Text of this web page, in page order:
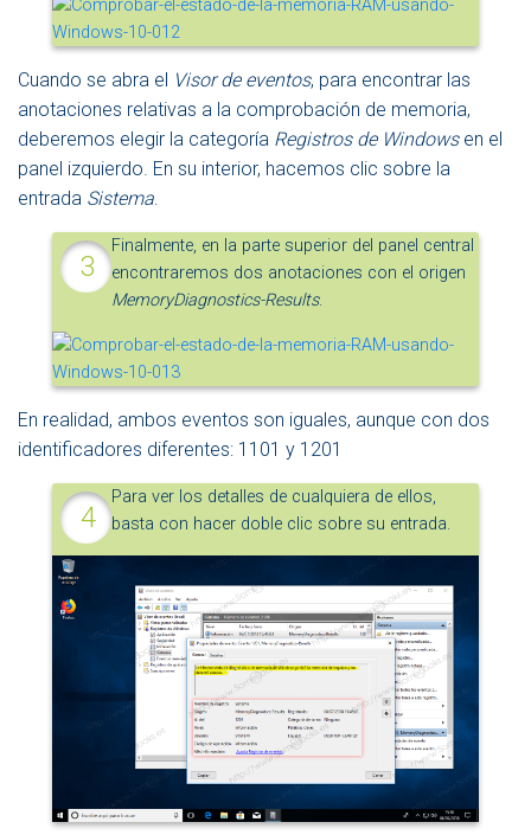
Cuando se abra el Visor de eventos, para encontrar las
anotaciones relativas a la comprobación de memoria,
deberemos elegir la categoría Registros de Windowsen el
panel izquierdo. En su interior, hacemos clic sobre la
entrada Sistema.
Finalmente, en la parte superior del panel central
encontraremos dos anotaciones con el origen
MemoryDiagnostics-Results.
En realidad, ambos eventos son iguales, aunque con dos
identificadores diferentes: 1101 y 1201
Para ver los detalles de cualquiera de ellos,
basta con hacer doble clic sobre su entrada.